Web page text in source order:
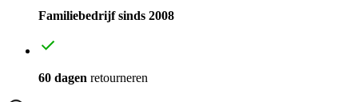
Familiebedrijf sinds 2008
60 dagen retourneren